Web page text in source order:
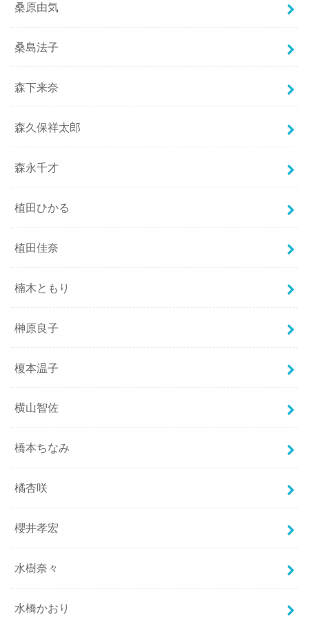
桑原由気
桑島法子
森下来奈
森久保祥太郎
森永千才
植田ひかる
植田佳奈
楠木ともり
榊原良子
榎本温子
横山智佐
橋本ちなみ
橘杏咲
櫻井孝宏
水樹奈々
水橋かおり